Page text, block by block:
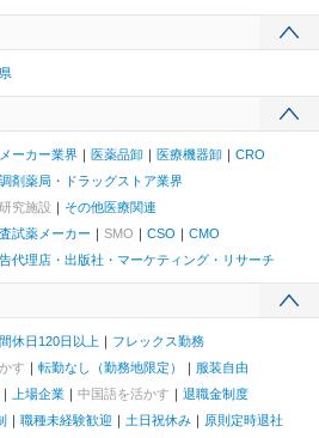
ーカー業界 医薬品卸 医療機器卸
CRO
調剤薬局・ドラッグストア業界
究施設
その他医療関連
試薬メーカー
SMO CSO
CMO
代理店・出版社・マーケティング・リサーチ
休日120日以上
フレックス勤務
す 転勤なし（勤務地限定）
服装自由
上場企業 中国語を活かす
退職金制度
職種未経験歓迎 土日祝休み
原則定時退社